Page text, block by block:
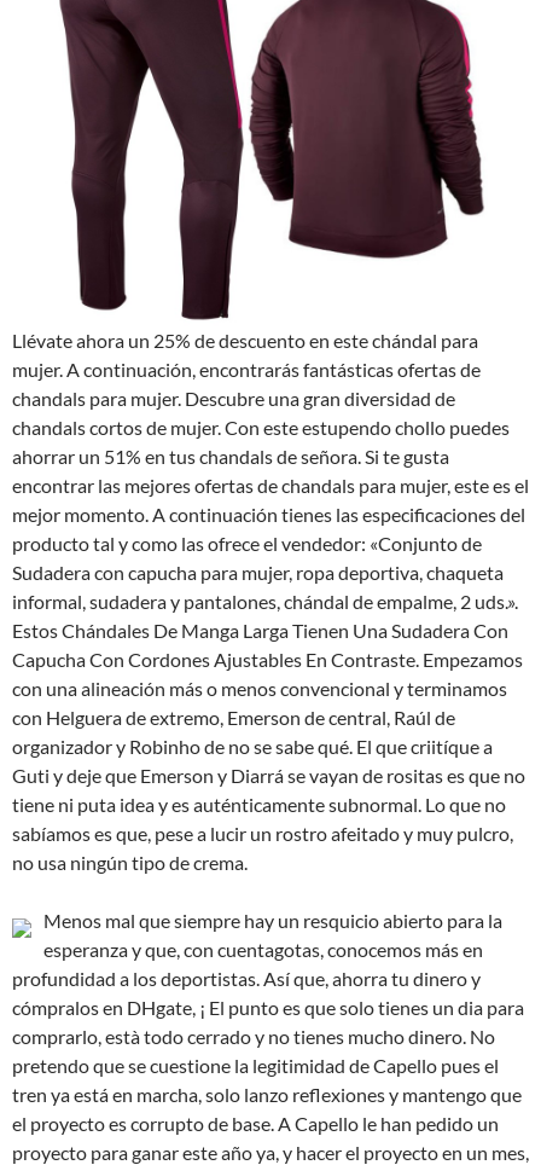
Llévate ahora un 25% de descuento en este chándal para
mujer. A continuación, encontrarás fantásticas ofertas de
chandals para mujer. Descubre una gran diversidad de
chandals cortos de mujer. Con este estupendo chollo puedes
ahorrar un 51% en tus chandals de señora. Si te gusta
encontrar las mejores ofertas de chandals para mujer, este es el
mejor momento. A continuación tienes las especificaciones del
producto tal y como las ofrece el vendedor: «Conjunto de
Sudadera con capucha para mujer, ropa deportiva, chaqueta
informal, sudadera y pantalones, chándal de empalme, 2 uds.».
Estos Chándales De Manga Larga Tienen Una Sudadera Con
Capucha Con Cordones Ajustables En Contraste. Empezamos
con una alineación más o menos convencional y terminamos
con Helguera de extremo, Emerson de central, Raúl de
organizador y Robinho de no se sabe qué. El que criitíque a
Guti y deje que Emerson y Diarrá se vayan de rositas es que no
tiene ni puta idea y es auténticamente subnormal. Lo que no
sabíamos es que, pese a lucir un rostro afeitado y muy pulcro,
no usa ningún tipo de crema.
Menos mal que siempre hay un resquicio abierto para la
esperanza y que, con cuentagotas, conocemos más en
profundidad a los deportistas. Así que, ahorra tu dinero y
cómpralos en DHgate, ¡ El punto es que solo tienes un dia para
comprarlo, està todo cerrado y no tienes mucho dinero. No
pretendo que se cuestione la legitimidad de Capello pues el
tren ya está en marcha, solo lanzo reflexiones y mantengo que
el proyecto es corrupto de base. A Capello le han pedido un
proyecto para ganar este año ya, y hacer el proyecto en un mes,